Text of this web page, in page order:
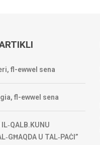
fl-ewwel sena
fl-ewwel sena
U TAL‑PAĊI”